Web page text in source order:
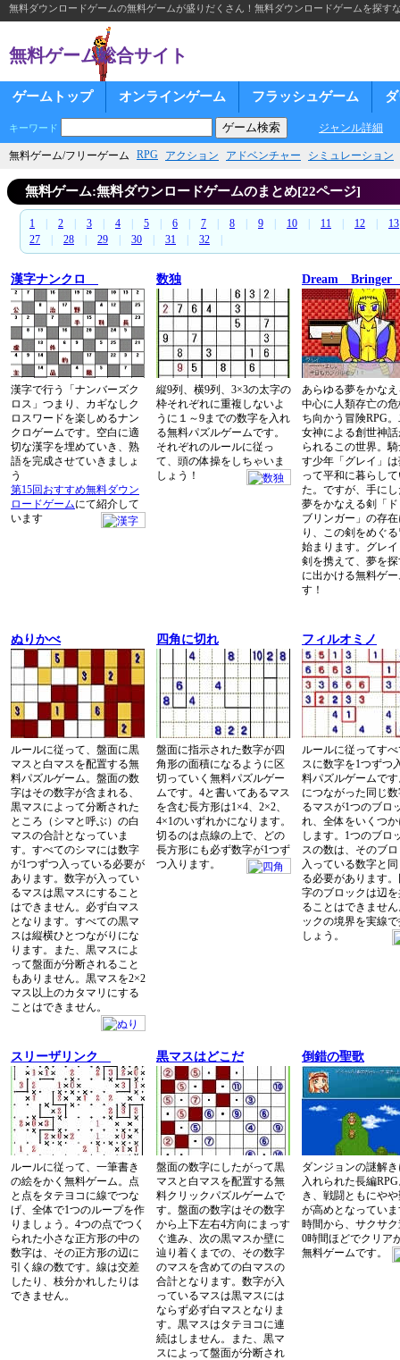
無料ダウンロードゲームの無料ゲームが盛りだくさん！無料ダウンロードゲームを探す
無料ゲーム総合サイト
ゲームトップ オンラインゲーム フラッシュゲーム
キーワード ジャンル詳細
無料ゲーム/フリーゲーム RPG アクション アドベンチャー シミュレーション
無料ゲーム:無料ダウンロードゲームのまとめ[22ページ]
1 2 3 4 5 6 7 8 9 10 11 12 13
27
28 29 30 31 32
漢字ナンクロ
漢字で行う「ナンバーズク
ロス」つまり、カギなしク
ロスワードを楽しめるナン
クロゲームです。空白に適
切な漢字を埋めていき、熟
語を完成させていきましょ
う
第15回おすすめ無料ダウン
ロードゲームにて紹介して
います
数独
縦9列、横9列、3×3の太字の
枠それぞれに重複しないよ
うに１～9までの数字を入れ
る無料パズルゲームです。
それぞれのルールに従っ
て、頭の体操をしちゃいま
しょう！
Dream
あらゆる夢をかな
中心に人類存亡の
ち向かう冒険RPG
女神による創世神
られるこの世界。
す少年「グレイ」
って平和に暮らし
た。ですが、手に
夢をかなえる剣「
ブリンガー」の存
り、この剣をめぐ
始まります。グレ
剣を携えて、夢を
に出かける無料ゲ
す！
ぬりかべ
ルールに従って、盤面に黒
マスと白マスを配置する無
料パズルゲーム。盤面の数
字はその数字が含まれる、
黒マスによって分断された
ところ（シマと呼ぶ）の白
マスの合計となっていま
す。すべてのシマには数字
が1つずつ入っている必要が
あります。数字が入ってい
るマスは黒マスにすること
はできません。必ず白マス
となります。すべての黒マ
スは縦横ひとつながりにな
ります。また、黒マスによ
って盤面が分断されること
もありません。黒マスを2×2
マス以上のカタマリにする
ことはできません。
四角に切れ
盤面に指示された数字が四
角形の面積になるように区
切っていく無料パズルゲー
ムです。4と書いてあるマス
を含む長方形は1×4、2×2、
4×1のいずれかになります。
切るのは点線の上で、どの
長方形にも必ず数字が1つず
つ入ります。
フィルオミノ
ルールに従ってす
スに数字を1つずつ
料パズルゲームで
につながった同じ
るマスが1つのブロ
れ、全体をいくつ
します。1つのブロ
スの数は、そのブ
入っている数字と
る必要があります
字のブロックは辺
ることはできませ
ックの境界を実線
しょう。
スリーザリンク
ルールに従って、一筆書き
の絵をかく無料ゲーム。点
と点をタテヨコに線でつな
げ、全体で1つのループを作
りましょう。4つの点でつく
られた小さな正方形の中の
数字は、その正方形の辺に
引く線の数です。線は交差
したり、枝分かれしたりは
できません。
黒マスはどこだ
盤面の数字にしたがって黒
マスと白マスを配置する無
料クリックパズルゲームで
す。盤面の数字はその数字
から上下左右4方向にまっす
ぐ進み、次の黒マスか壁に
辿り着くまでの、その数字
のマスを含めての白マスの
合計となります。数字が入
っているマスは黒マスには
ならず必ず白マスとなりま
す。黒マスはタテヨコに連
続はしません。また、黒マ
スによって盤面が分断され
倒錯の聖歌
ダンジョンの謎解
入れられた長編
き、戦闘ともにや
が高めとなっていま
時間から、サクサ
0時間ほどでクリア
無料ゲームです。